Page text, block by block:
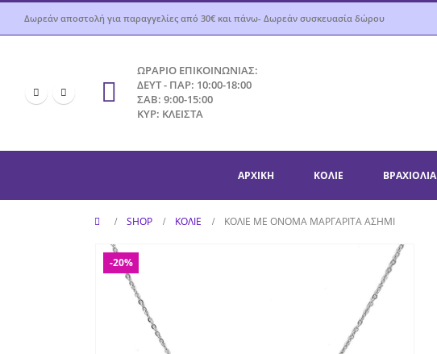
Δωρεάν αποστολή για παραγγελίες από 30€ και πάνω- Δωρεάν συσκευασία δώρου
ΩΡΑΡΙΟ ΕΠΙΚΟΙΝΩΝΙΑΣ:
ΔΕΥΤ - ΠΑΡ: 10:00-18:00
ΣΑΒ: 9:00-15:00
ΚΥΡ: ΚΛΕΙΣΤΑ
ΑΡΧΙΚΉ ΚΟΛΙΈ ΒΡΑΧΙΌΛΙΑ
SHOP ΚΟΛΙΈ ΚΟΛΙΈ ΜΕ ΌΝΟΜΑ ΜΑΡΓΑΡΊΤΑ ΑΣΗΜΊ
-20%